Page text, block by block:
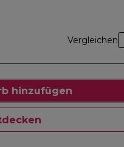
Vergleichen
hinzufügen